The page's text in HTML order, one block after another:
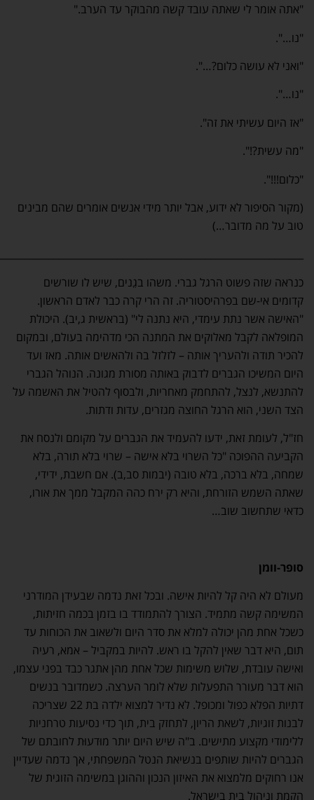
"אתה אומר לי שאתה עובד קשה מהבוקר עד הערב."
"נו…".
"ואני לא עושה כלום?…".
"נו…".
"אז היום עשיתי את זה".
"מה עשית?!".
"כלום!!!".
(מקור הסיפור לא ידוע, אבל יותר מידי אנשים אומרים שהם מבינים
טוב על מה מדובר…)
כנראה שזה פשוט הרגל גברי. משהו בגֵנים, שיש לו שורשים
קדומים אי-שם בפרהיסטוריה. זה הרי קרה כבר לאדם הראשון.
"האישה אשר נתת עימדי, היא נתנה לי" (בראשית ג,יב). היכולת
המופלאה לקבל מאלוקים את המתנה הכי מדהימה בעולם, ובמקום
להכיר תודה ולהעריך אותה – לזלזל בה ולהאשים אותה. מאז ועד
היום המשיכו הגברים לדבוק באותה מסורת מגונה. הנוהל הגברי
להתנשא, לנצל, להתחמק מאחריות, ולבסוף להטיל את האשמה על
הצד השני, הוא הרגל החוצה מגזרים, עדות ודתות.
חז"ל, לעומת זאת, ידעו להעמיד את הגברים על מקומם ולנסח את
הקביעה ההפוכה "כל השרוי בלא אישה – שרוי בלא תורה, בלא
שמחה, בלא ברכה, בלא טובה (יבמות סב,ב). אם חשבת, ידידי,
שאתה השמש הזורחת, והיא רק ירח כהה המקבל ממך את אורו,
כדאי שתחשוב שוב…
סופר-וומן
מעולם לא היה קל להיות אישה. ובכל זאת נדמה שבעידן המודרני
המשימה קשה מתמיד. הצורך להתמודד בו בזמן בכמה חזיתות,
כשכל אחת מהן יכולה למלא את סדר היום ולשאוב את הכוחות עד
תום, היא דבר שאין להקל בו ראש. להיות במקביל – אמא, רעיה
ואישה עובדת, שלוש משימות שכל אחת מהן אתגר כבד בפני עצמו,
הוא דבר מעורר התפעלות שלא לומר הערצה. כשמדובר בנשים
דתיות הפלא כפול ומכופל. לא נדיר למצוא ילדה בת 22 שצריכה
לבנות זוגיות, לשאת הריון, לתחזק בית, תוך כדי נסיעות טרחניות
ללימודי מקצוע מתישים. ב"ה שיש היום יותר מוּדעוּת לחובתם של
הגברים להיות שותפים בנשיאת הנטל המשפחתי, אך נדמה שעדיין
אנו רחוקים מלמצוא את האיזון הנכון וההוגן במשימה הזוגית של
הקמת וניהול בית בישראל.